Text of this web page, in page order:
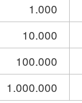
1.000
10.000
100.000
1.000.000